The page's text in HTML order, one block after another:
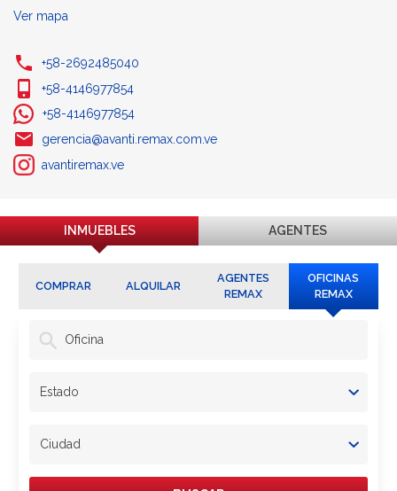
Ver mapa
+58-2692485040
+58-4146977854
+58-4146977854
gerencia@avanti.remax.com.ve
avantiremax.ve
INMUEBLES AGENTES
COMPRAR ALQUILAR
AGENTES
REMAX
OFICINAS
REMAX
Oficina
Estado
Ciudad